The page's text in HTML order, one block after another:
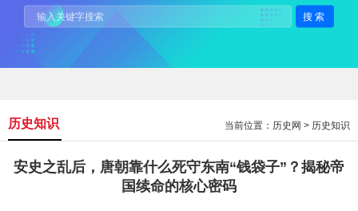
搜索
当前位置： 历史网 > 历史知识
历史知识
安史之乱后，唐朝靠什么死守东南“钱袋子”？揭秘帝
国续命的核心密码